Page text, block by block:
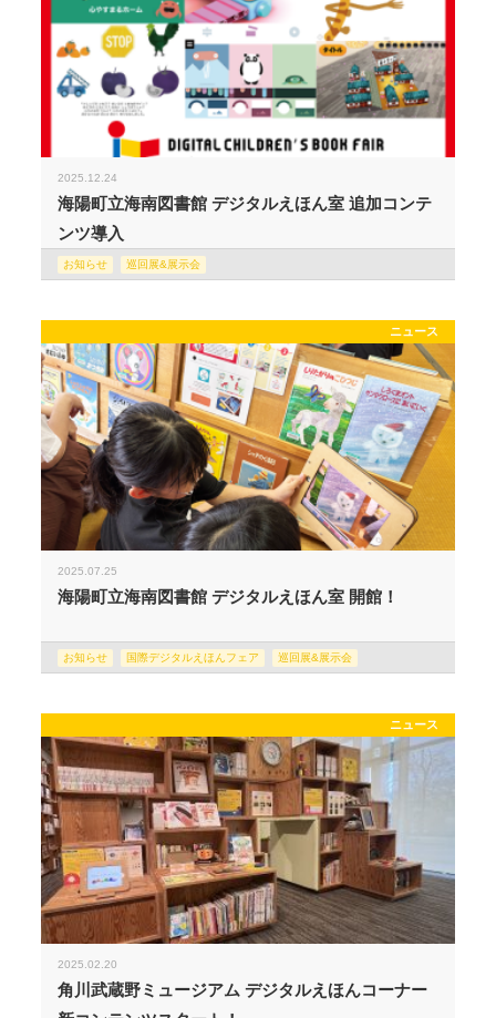
2025.12.24
海陽町立海南図書館 デジタルえほん室 追加コンテ
ンツ導入
お知らせ 巡回展&展示会
ニュース
2025.07.25
海陽町立海南図書館 デジタルえほん室 開館！
お知らせ 国際デジタルえほんフェア 巡回展&展示会
ニュース
2025.02.20
角川武蔵野ミュージアム デジタルえほんコーナー